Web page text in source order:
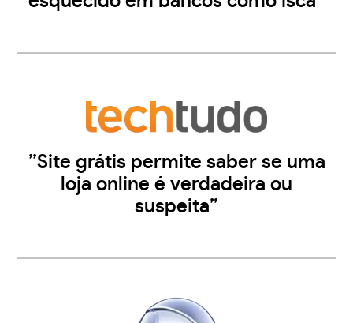
”Site grátis permite saber se uma
loja online é verdadeira ou
suspeita”